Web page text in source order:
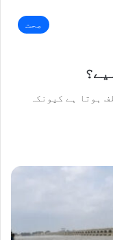
صحت
ہوتا ہے کیونکہ